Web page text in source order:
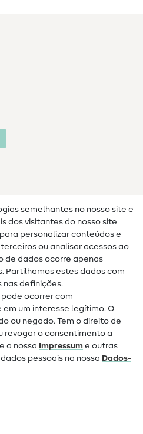
semelhantes no nosso site e
dos visitantes do nosso site
personalizar conteúdos e
ou analisar acessos ao
de dados ocorre apenas
Partilhamos estes dados com
nas definições.
ocorrer com
um interesse legítimo. O
ou negado. Tem o direito de
revogar o consentimento a
a nossa Impressum e outras
pessoais na nossa Dados­